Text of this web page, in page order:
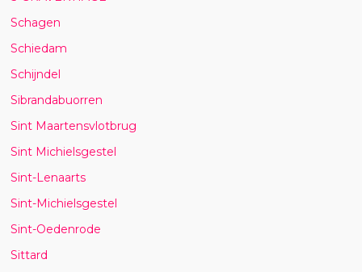
Schagen
Schiedam
Schijndel
Sibrandabuorren
Sint Maartensvlotbrug
Sint Michielsgestel
Sint-Lenaarts
Sint-Michielsgestel
Sint-Oedenrode
Sittard